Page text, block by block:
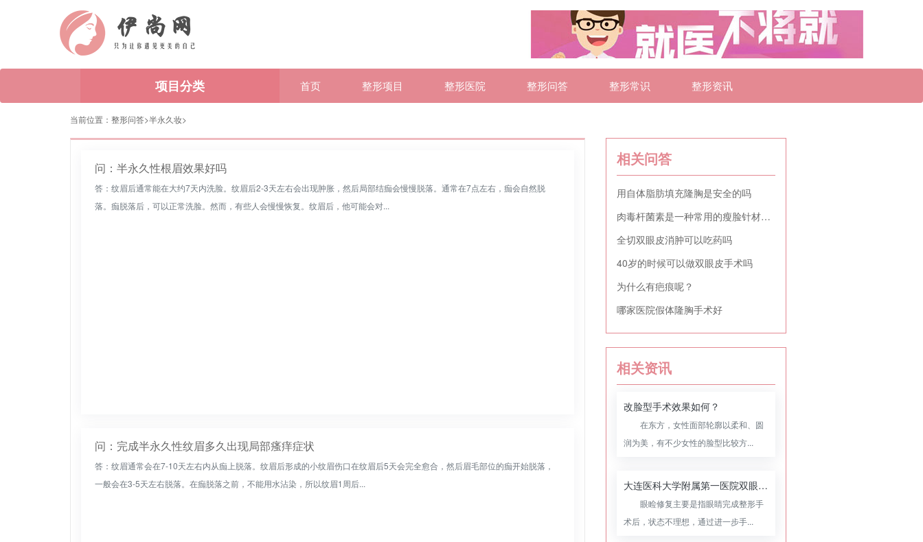
项目分类 首页 整形项目 整形医院 整形问答 整形常识 整形资讯
当前位置： 整形问答>半永久妆>
问：半永久性根眉效果好吗
答：纹眉后通常能在大约7天内洗脸。纹眉后2-3天左右会出现肿胀，然后局部结痂会慢慢脱落。通常在7点左右，痂会自然脱
落。痂脱落后，可以正常洗脸。然而，有些人会慢慢恢复。纹眉后，他可能会对...
问：完成半永久性纹眉多久出现局部瘙痒症状
答：纹眉通常会在7-10天左右内从痂上脱落。纹眉后形成的小纹眉伤口在纹眉后5天会完全愈合，然后眉毛部位的痂开始脱落，
一般会在3-5天左右脱落。在痂脱落之前，不能用水沾染，所以纹眉1周后...
相关问答
用自体脂肪填充隆胸是安全的吗
肉毒杆菌素是一种常用的瘦脸针材料吗
全切双眼皮消肿可以吃药吗
40岁的时候可以做双眼皮手术吗
为什么有疤痕呢？
哪家医院假体隆胸手术好
相关资讯
改脸型手术效果如何？
在东方，女性面部轮廓以柔和、圆
润为美，有不少女性的脸型比较方...
大连医科大学附属第一医院双眼皮修复怎么样，附双眼皮修复案例
眼睑修复主要是指眼睛完成整形手
术后，状态不理想，通过进一步手...